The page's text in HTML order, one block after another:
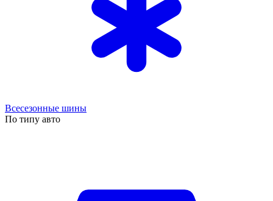
Всесезонные шины
По типу авто